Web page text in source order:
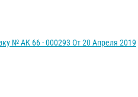
№ АК 66 - 000293 От 20 Апреля 2019